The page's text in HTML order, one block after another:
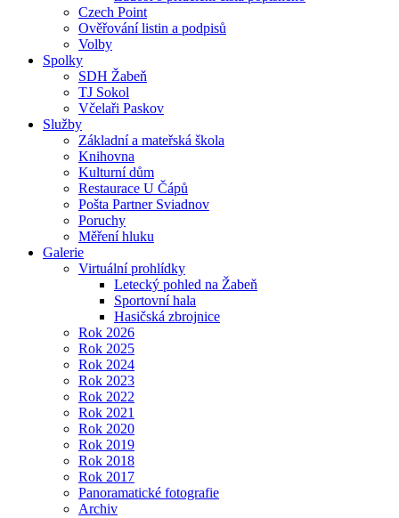
Czech Point
Ověřování listin a podpisů
Volby
Spolky
SDH Žabeň
TJ Sokol
Včelaři Paskov
Služby
Základní a mateřská škola
Knihovna
Kulturní dům
Restaurace U Čápů
Pošta Partner Sviadnov
Poruchy
Měření hluku
Galerie
Virtuální prohlídky
Letecký pohled na Žabeň
Sportovní hala
Hasičská zbrojnice
Rok 2026
Rok 2025
Rok 2024
Rok 2023
Rok 2022
Rok 2021
Rok 2020
Rok 2019
Rok 2018
Rok 2017
Panoramatické fotografie
Archiv